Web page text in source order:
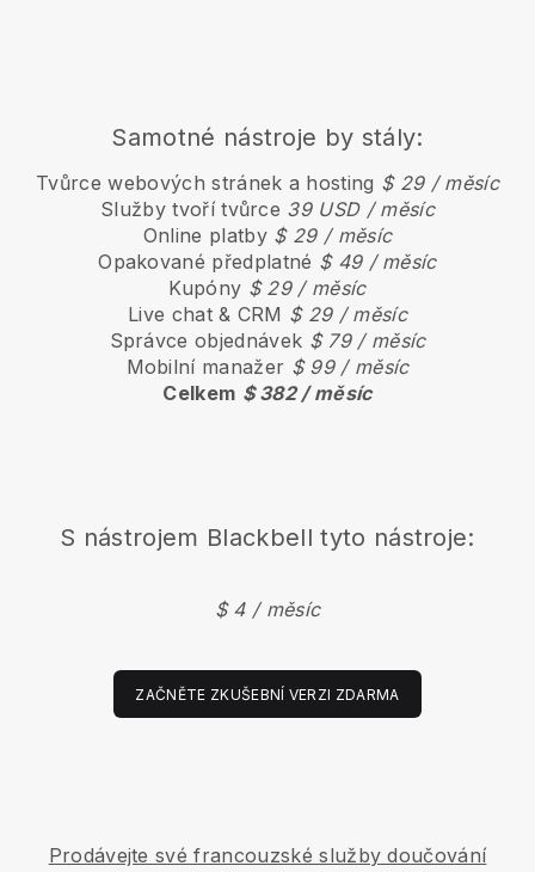
Samotné nástroje by stály:
Tvůrce webových stránek a hosting $ 29 / měsíc
Služby tvoří tvůrce 39 USD / měsíc
Online platby $ 29 / měsíc
Opakované předplatné $ 49 / měsíc
Kupóny $ 29 / měsíc
Live chat & CRM $ 29 / měsíc
Správce objednávek $ 79 / měsíc
Mobilní manažer $ 99 / měsíc
Celkem $ 382 / měsíc
S nástrojem Blackbell tyto nástroje:
$ 4 / měsíc
ZAČNĚTE ZKUŠEBNÍ VERZI ZDARMA
Prodávejte své francouzské služby doučování